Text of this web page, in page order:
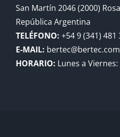
San Martín 2046 (2000)
República Argentina
TELÉFONO: +54 9 (341)
E-MAIL:
HORARIO: Lunes a Viernes: